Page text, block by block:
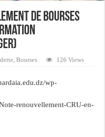
de bourses
,Bourses 126 Views
wp-
renouvellement-CRU-en-